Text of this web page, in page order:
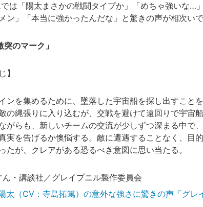
は「陽太まさかの戦闘タイプか」「めちゃ強いな…
ン」「本当に強かったんだな」と驚きの声が相次いで
のマーク」
】
ンを集めるために、墜落した宇宙船を探し出すこと
の縄張りに入り込むが、交戦を避けて遠回りで宇宙
がらも、新しいチームの交流が少しずつ深まる中で
実を告げるか懊悩する。敵に遭遇することなく、目
たが、クレアがある恐るべき意図に思い当たる。
・講談社／グレイプニル製作委員会
太（CV：寺島拓篤）の意外な強さに驚きの声「グレ